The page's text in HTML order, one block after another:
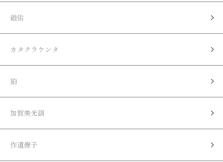
磁佑
カタクラケンタ
狛
加賀美光訓
作道僚子